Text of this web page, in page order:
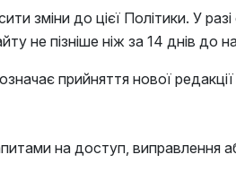
зміни до цієї Політики. У
не пізніше ніж за 14 днів до
прийняття нової
на доступ, виправлення